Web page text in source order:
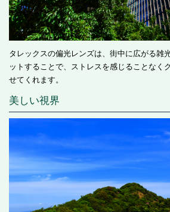
タレックスの偏光レンズは、街中に広がる雑
ットすることで、ストレスを感じることなく
せてくれます。
美しい視界